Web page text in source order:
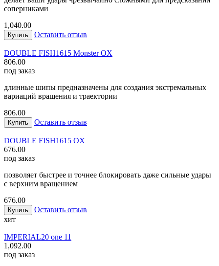
соперниками
1,040.00
Купить Оставить отзыв
DOUBLE FISH1615 Monster OX
806.00
под заказ
длинные шипы предназначены для создания экстремальных
вариаций вращения и траектории
806.00
Купить Оставить отзыв
DOUBLE FISH1615 OX
676.00
под заказ
позволяет быстрее и точнее блокировать даже сильные удары
с верхним вращением
676.00
Купить
Оставить отзыв
хит
IMPERIAL20 one 11
1,092.00
под заказ